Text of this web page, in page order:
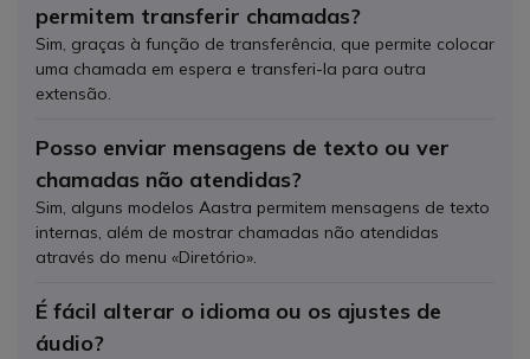
permitem transferir chamadas?
Sim, graças à função de transferência, que permite colocar
uma chamada em espera e transferi-la para outra
extensão.
Posso enviar mensagens de texto ou ver
chamadas não atendidas?
Sim, alguns modelos Aastra permitem mensagens de texto
internas, além de mostrar chamadas não atendidas
através do menu «Diretório».
É fácil alterar o idioma ou os ajustes de
áudio?